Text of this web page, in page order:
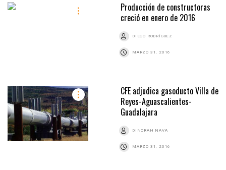
Producción de constructoras
creció en enero de 2016
DIEGO RODRÍGUEZ
MARZO 31, 2016
CFE adjudica gasoducto Villa de
Reyes-Aguascalientes-
Guadalajara
DINORAH NAVA
MARZO 31, 2016